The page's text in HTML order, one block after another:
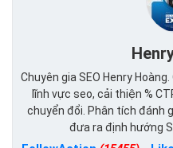
Chuyên gia SEO Henry
lĩnh vực seo, cải thiện %
chuyển đổi. Phân tích đánh
đưa ra định hướng